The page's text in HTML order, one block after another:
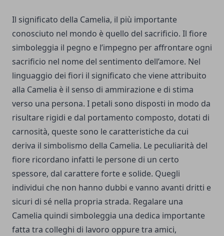
Il significato della Camelia, il più importante
conosciuto nel mondo è quello del sacrificio. Il fiore
simboleggia il pegno e l’impegno per affrontare ogni
sacrificio nel nome del sentimento dell’amore. Nel
linguaggio dei fiori il significato che viene attribuito
alla Camelia è il senso di ammirazione e di stima
verso una persona. I petali sono disposti in modo da
risultare rigidi e dal portamento composto, dotati di
carnosità, queste sono le caratteristiche da cui
deriva il simbolismo della Camelia. Le peculiarità del
fiore ricordano infatti le persone di un certo
spessore, dal carattere forte e solide. Quegli
individui che non hanno dubbi e vanno avanti dritti e
sicuri di sé nella propria strada. Regalare una
Camelia quindi simboleggia una dedica importante
fatta tra colleghi di lavoro oppure tra amici,